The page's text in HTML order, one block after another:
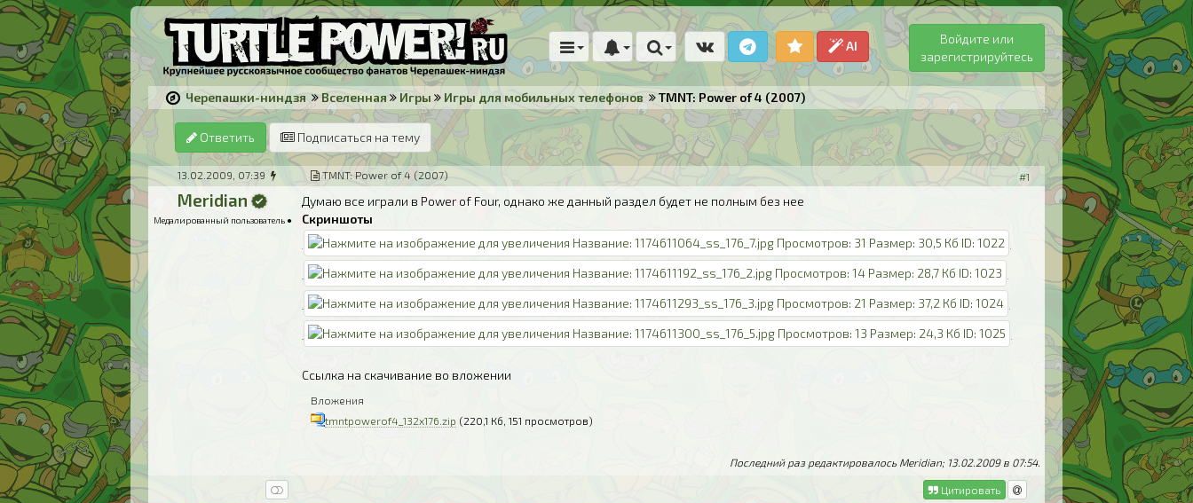
AI
Войдите или
зарегистрируйтесь
Черепашки-ниндзя Вселенная Игры Игры для мобильных телефонов TMNT: Power of 4 (2007)
Ответить Подписаться на тему
13.02.2009, 07:39 TMNT: Power of 4 (2007) #1
Meridian
Медалированный пользователь ●
Думаю все играли в Power of Four, однако же данный раздел будет не полным без нее
Скриншоты
Ссылка на скачивание во вложении
Вложения
tmntpowerof4_132x176.zip (220,1 Кб, 151 просмотров)
Последний раз редактировалось Meridian; 13.02.2009 в 07:54.
Цитировать